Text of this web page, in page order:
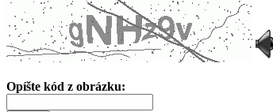
Opíšte kód z obrázku: